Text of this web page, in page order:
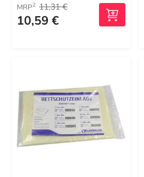
MRP2 11,31 €
10,59 €